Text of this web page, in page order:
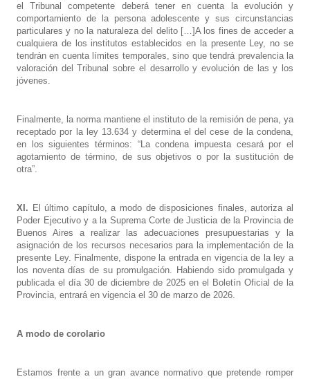
el Tribunal competente deberá tener en cuenta la evolución y
comportamiento de la persona adolescente y sus circunstancias
particulares y no la naturaleza del delito […]A los fines de acceder a
cualquiera de los institutos establecidos en la presente Ley, no se
tendrán en cuenta límites temporales, sino que tendrá prevalencia la
valoración del Tribunal sobre el desarrollo y evolución de las y los
jóvenes.
Finalmente, la norma mantiene el instituto de la remisión de pena, ya
receptado por la ley 13.634 y determina el del cese de la condena,
en los siguientes términos: “La condena impuesta cesará por el
agotamiento de término, de sus objetivos o por la sustitución de
otra”.
XI. El último capítulo, a modo de disposiciones finales, autoriza al
Poder Ejecutivo y a la Suprema Corte de Justicia de la Provincia de
Buenos Aires a realizar las adecuaciones presupuestarias y la
asignación de los recursos necesarios para la implementación de la
presente Ley. Finalmente, dispone la entrada en vigencia de la ley a
los noventa días de su promulgación. Habiendo sido promulgada y
publicada el día 30 de diciembre de 2025 en el Boletín Oficial de la
Provincia, entrará en vigencia el 30 de marzo de 2026.
A modo de corolario
Estamos frente a un gran avance normativo que pretende romper